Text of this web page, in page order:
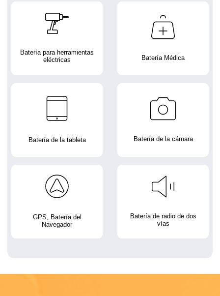
Batería para herramientas
eléctricas
Batería Médica
Batería de la tableta Batería de la cámara
GPS, Batería del
Navegador
Batería de radio de dos
vías